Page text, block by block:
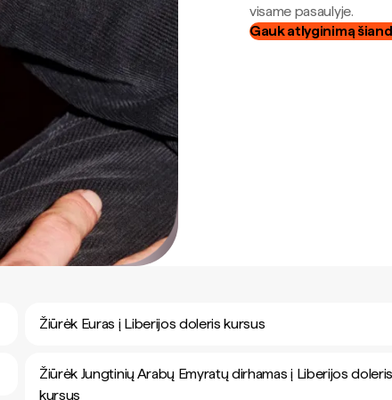
visame pasaulyje.
Gauk atlyginimą
Žiūrėk Euras į Liberijos doleris kursus
Žiūrėk Jungtinių Arabų Emyratų dirhamas į Liberijos doleris
kursus